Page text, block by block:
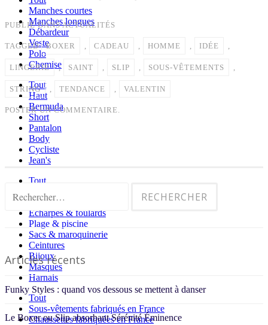
Manches courtes
Manches longues
Débardeur
Veste
Polo
Chemise
Tout
Haut
Bermuda
Short
Pantalon
Body
Cycliste
Jean's
Tout
Chaussettes & socquettes
Casquettes & bonnets
Echarpes & foulards
Plage & piscine
Sacs & maroquinerie
Ceintures
Bijoux
Masques
Harnais
Tout
Sous-vêtements fabriqués en France
Chaussettes fabriquées en France
PUBLIÉ DANSACTUALITÉS
TAGGED BOXER CADEAU HOMME IDÉE
LINGERIE , SAINT SLIP SOUS-VÊTEMENTS
STRING TENDANCE VALENTIN
POSTER UN COMMENTAIRE.
Rechercher :
Articles récents
Funky Styles : quand vos dessous se mettent à danser
Le Boxer ou Slip absorbant Sérénité Éminence